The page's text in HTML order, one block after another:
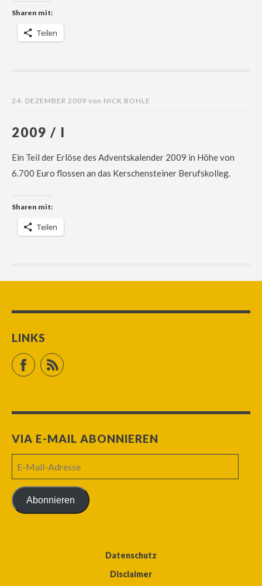
Sharen mit:
Teilen
24. DEZEMBER 2009 von NICK BOHLE
2009 / I
Ein Teil der Erlöse des Adventskalender 2009 in Höhe von
6.700 Euro flossen an das Kerschensteiner Berufskolleg.
Sharen mit:
Teilen
LINKS
FacebookRSS Feed
VIA E-MAIL ABONNIEREN
Mail-
Adresse
Abonnieren
Datenschutz
Disclaimer